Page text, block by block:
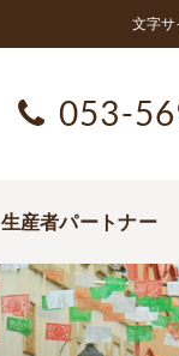
文字
053-
生産者パートナー